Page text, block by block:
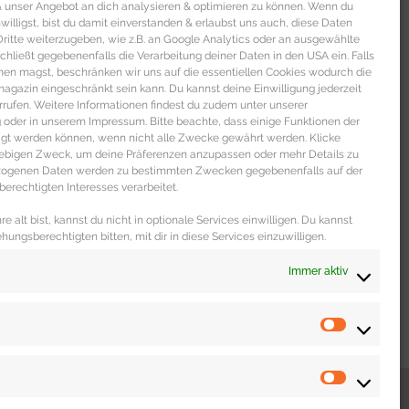
unser Angebot an dich analysieren & optimieren zu können. Wenn du
bist du damit einverstanden & erlaubst uns auch, diese Daten
weiterzugeben, wie z.B. an Google Analytics oder an ausgewählte
gegebenenfalls die Verarbeitung deiner Daten in den USA ein. Falls
magst, beschränken wir uns auf die essentiellen Cookies wodurch die
eingeschränkt sein kann. Du kannst deine Einwilligung jederzeit
Weitere Informationen findest du zudem unter unserer
in unserem Impressum. Bitte beachte, dass einige Funktionen der
werden können, wenn nicht alle Zwecke gewährt werden. Klicke
Zweck, um deine Präferenzen anzupassen oder mehr Details zu
Daten werden zu bestimmten Zwecken gegebenenfalls auf der
Interesses verarbeitet.
alt bist, kannst du nicht in optionale Services einwilligen. Du kannst
bitten, mit dir in diese Services einzuwilligen.
Immer aktiv
SPECIAL – Die
der
Empfehlungen mit
Rezepte Schwing den
dreht sich alles um die